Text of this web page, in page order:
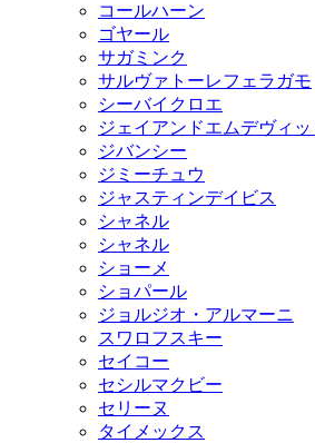
コールハーン
ゴヤール
サガミンク
サルヴァトーレフェラガモ
シーバイクロエ
ジェイアンドエムデヴィ
ジバンシー
ジミーチュウ
ジャスティンデイビス
シャネル
シャネル
ショーメ
ショパール
ジョルジオ・アルマーニ
スワロフスキー
セイコー
セシルマクビー
セリーヌ
タイメックス